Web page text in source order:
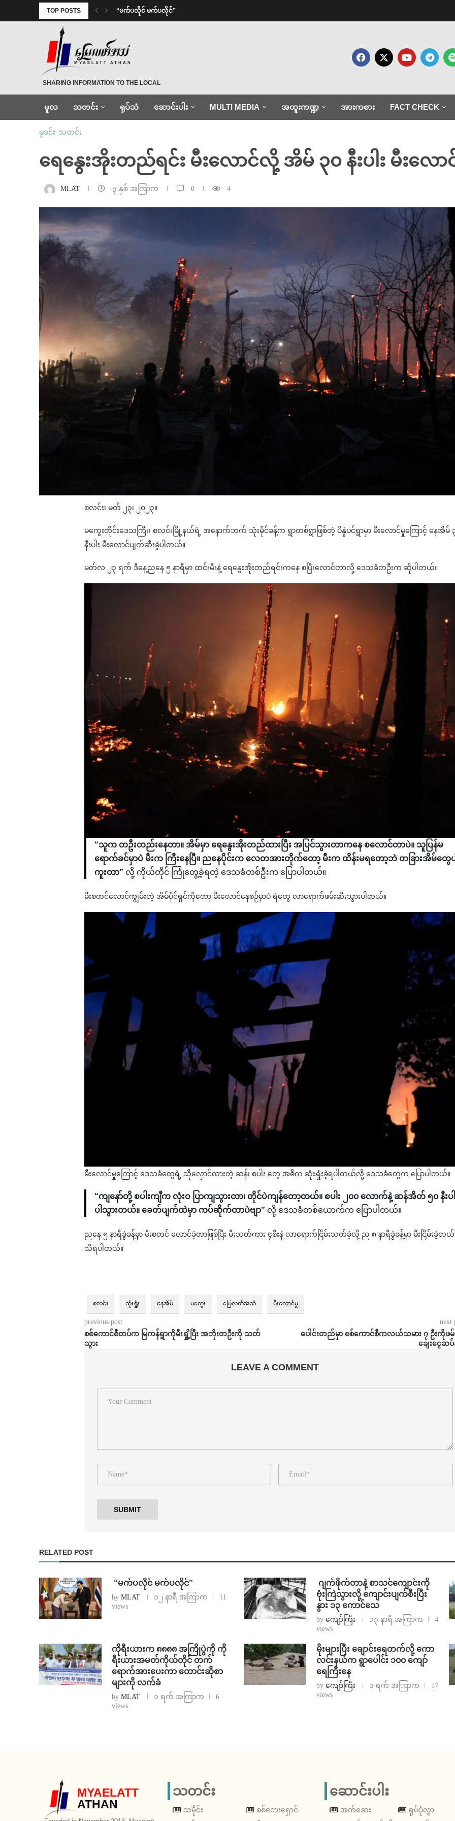
TOP POSTS ⁨ ⁨“မက်ပလိုင် မက်ပလိုင်”
MYAELATT ATHAN
SHARING INFORMATION TO THE LOCAL
မူလ သတင်း ရုပ်သံ ဆောင်းပါး MULTI MEDIA အထူးကဏ္ဍ အားကစား FACT CHECK
မှုခင်း, သတင်း
ရေနွေးအိုးတည်ရင်း မီးလောင်လို့ အိမ် ၃၀ နီးပါး မီးလော
MLAT ၃ နှစ် အကြာက 0 4
စလင်း၊ မတ် ၂၃၊ ၂၀၂၃။
မကွေးတိုင်းဒေသကြီး၊ စလင်းမြို့နယ်ရဲ့ အနောက်ဘက် သုံးမိုင်ခန့်က ရွာတစ်ရွာဖြစ်တဲ့ ပိန္နဲပင်ရွာမှာ မီးလောင်မှုကြောင့် နေအိမ်
နီးပါး မီးလောင်ပျက်ဆီးခဲ့ပါတယ်။
မတ်လ ၂၃ ရက် ဒီနေ့ညနေ ၅ နာရီမှာ ထင်းမီးနဲ့ ရေနွေးအိုးတည်ရင်းကနေ စပြီးလောင်တာလို့ ဒေသခံတဦးက ဆိုပါတယ်။
“သူက တဦးတည်းနေတာ။ အိမ်မှာ ရေနွေးအိုးတည်ထားပြီး အပြင်သွားတာကနေ စလောင်တာပဲ။ သူပြန်မ
ရောက်ခင်မှာပဲ မီးက ကြီးနေပြီ။ ညနေပိုင်းက လေတအားတိုက်တော့ မီးက ထိန်းမရတော့ဘဲ တခြားအိမ်တွေပ
ကူးတာ” လို့ ကိုယ်တိုင် ကြုံတွေ့ခဲ့ရတဲ့ ဒေသခံတစ်ဦးက ပြောပါတယ်။
မီးစတင်လောင်ကျွမ်းတဲ့ အိမ်ပိုင်ရှင်ကိုတော့ မီးလောင်နေစဉ်မှာပဲ ရဲတွေ လာရောက်ဖမ်းဆီးသွားပါတယ်။
မီးလောင်မှုကြောင့် ဒေသခံတွေရဲ့ သိုလှောင်ထားတဲ့ ဆန်၊ စပါး တွေ အဓိက ဆုံးရှုံးခဲ့ရပါတယ်လို့ ဒေသခံတွေက ပြောပါတယ်။
“ကျနော်တို့ စပါးကျီက လုံးဝ ပြာကျသွားတာ၊ တိုင်ပဲကျန်တော့တယ်။ စပါး ၂၀၀ လောက်နဲ့ ဆန်အိတ် ၅၀ နီးပါ
ပါသွားတယ်။ ခေတ်ပျက်ထဲမှာ ကပ်ဆိုက်တာပဲဗျာ” လို့ ဒေသခံတစ်ယောက်က ပြောပါတယ်။
ညနေ ၅ နာရီခွဲခန့်မှာ မီးစတင် လောင်ခဲ့တာဖြစ်ပြီး မီးသတ်ကား ၄စီးနဲ့ လာရောက်ငြိမ်းသတ်ခဲ့လို့ ည ၈ နာရီခွဲခန့်မှာ မီးငြိမ်းခဲ့တ
သိရပါတယ်။
စလင်း ဆုံးရှုံး နေအိမ် မကွေး မြေလတ်အသံ မီးလောင်မှု
previous post
စစ်ကောင်စီတပ်က မြကန်ရွာကိုမီးရှို့ပြီး အဘိုးတဦးကို သတ်
သွား
next
ပေါင်းတည်မှာ စစ်ကောင်စီကလယ်သမား ၇ ဦးကိုဖမ်း
ချေးငွေဆပ်
LEAVE A COMMENT
RELATED POST
⁨ ⁨“မက်ပလိုင် မက်ပလိုင်”
by MLAT ၁၂ နာရီ အကြာက
11
views
⁨⁩ ⁨ဂျက်ဖိုက်တာနဲ့ စာသင်ကျောင်းကို
ဗုံးကြဲသွားလို့ ကျောင်းပျက်စီးပြီး
နွား ၁၃ ကောင်သေ
by ကျော်ကြီး ၁၃ နာရီ အကြာက
4
views
ကိုရီးယားက ၈၈၈၈ အကြိုပွဲကို ကို
ရီးယားအမတ်ကိုယ်တိုင် တက်
ရောက်အားပေးကာ တောင်းဆိုစာ
များကို လက်ခံ
by MLAT ၁ ရက် အကြာက
6
views
⁨မိုးများပြီး ချောင်းရေတက်လို့ ကော
လင်းနယ်က ရွာပေါင်း ၁၀၀ ကျော်
ရေကြီးနေ
by ကျော်ကြီး ၁ ရက် အကြာက
17
views
MYAELATT
ATHAN
သတင်း
သမိုင်း
စစ်ဘေးရှောင်
ဆောင်းပါး
အက်ဆေး
ရုပ်ပုံလွှာ